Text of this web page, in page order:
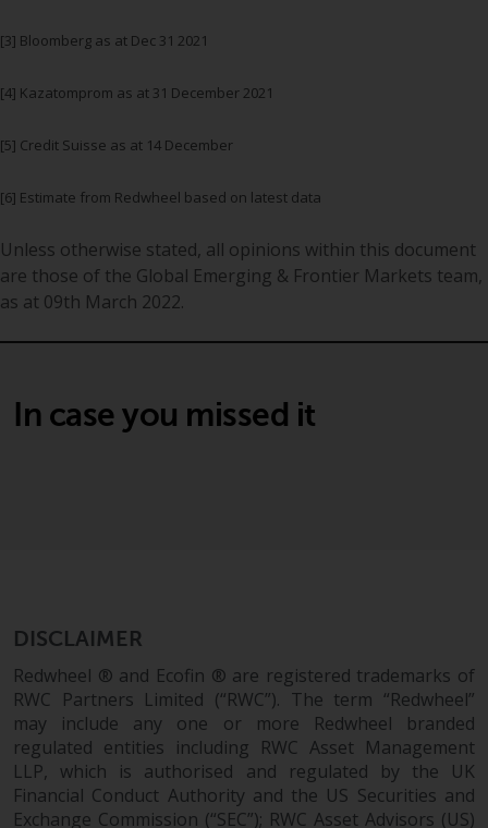
über Sie gespeichert haben,
anschreiben und diese anfordern.
in unserer Datenschutz- und
Richtlinie.
Geltendes Recht
Der Inhalt dieser Website sollte
und Wales ausgelegt und geregelt
werden, und die Gerichte dieser
zuständiges Gericht aus
irgendeinem Grund eine
Bestimmung dieses Abschnitts
„Wichtige Informationen“ für
nicht durchsetzbar befunden hat,
wird diese Bestimmung im
maximal zulässigen Umfang
durchgesetzt, und der Rest dieser
[3] Bloomberg as at Dec 31 2021
[4] Kazatomprom as at 31 December 2021
[5] Credit Suisse as at 14 December
[6] Estimate from Redwheel based on latest data
Unless otherwise stated, all opinions within this document
are those of the Global Emerging & Frontier Markets team,
as at 09th March 2022.
In case you missed it
DISCLAIMER
Redwheel ® and Ecofin ® are registered trademarks of
RWC Partners Limited (“RWC”). The term “Redwheel”
may include any one or more Redwheel branded
regulated entities including RWC Asset Management
LLP, which is authorised and regulated by the UK
Financial Conduct Authority and the US Securities and
Exchange Commission (“SEC”); RWC Asset Advisors (US)